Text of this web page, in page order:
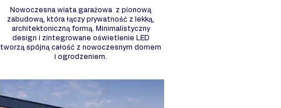
Nowoczesna wiata garażowa z pionową
zabudową, która łączy prywatność z lekką,
architektoniczną formą. Minimalistyczny
design i zintegrowane oświetlenie LED
tworzą spójną całość z nowoczesnym domem
i ogrodzeniem.